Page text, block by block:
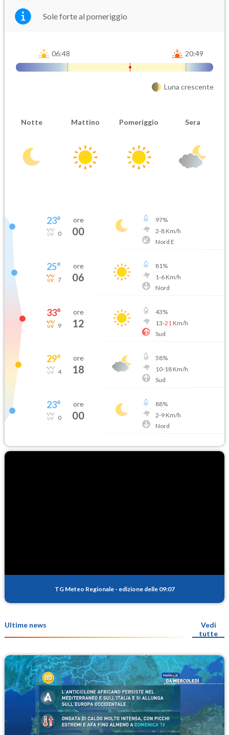
Sole forte al pomeriggio
06:48 20:49
Luna crescente
Notte Mattino Pomeriggio Sera
23°
0
ore
00
97%
2-8Km/h
Nord E
25°
7
ore
06
81%
1-6Km/h
Nord
33°
9
ore
12
43%
13-21 Km/h
Sud
29°
4
ore
18
58%
10-18Km/h
Sud
23°
0
ore
00
88%
2-9Km/h
Nord
TG Meteo Regionale - edizione delle 09:07
Ultime news
Vedi
tutte